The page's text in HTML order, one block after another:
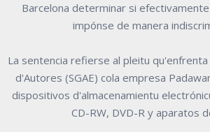
Barcelona determinar si
impónse de manera
La sentencia refierse al pleitu qu'enfrenta
d'Autores (SGAE) cola empresa
dispositivos d'almacenamientu
CD-RW, DVD-R y aparatos